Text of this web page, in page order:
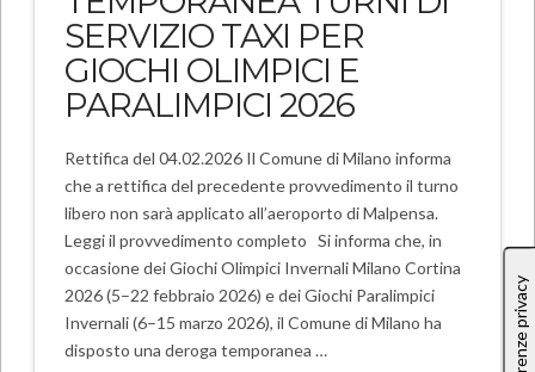
SERVIZIO TAXI PER
GIOCHI OLIMPICI E
PARALIMPICI 2026
Rettifica del 04.02.2026 Il Comune di Milano informa
che a rettifica del precedente provvedimento il turno
libero non sarà applicato all’aeroporto di Malpensa.
Leggi il provvedimento completo Si informa che, in
occasione dei Giochi Olimpici Invernali Milano Cortina
2026 (5–22 febbraio 2026) e dei Giochi Paralimpici
Invernali (6–15 marzo 2026), il Comune di Milano ha
disposto una deroga temporanea …